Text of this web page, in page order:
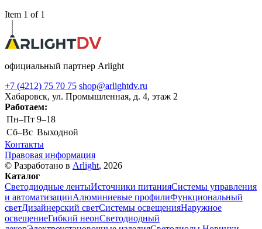
Item 1 of 1
официальный партнер Arlight
+7 (4212) 75 70 75 shop@arlightdv.ru
Хабаровск, ул. Промышленная, д. 4, этаж 2
Работаем:
Пн–Пт 9–18
Cб–Вс Выходной
Контакты
Правовая информация
© Разработано в Arlight, 2026
Каталог
Светодиодные лентыИсточники питанияСистемы управления
и автоматизацииАлюминиевые профилиФункциональный
светДизайнерский светСистемы освещенияНаружное
освещениеГибкий неонСветодиодный